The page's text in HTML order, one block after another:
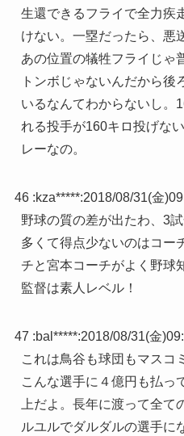
生還できるフライで全力疾
けない。一塁だったら、悪
あの位置の犠牲フライじゃ
トンボじゃないんだから
いるなんてわからないし。
れる投手が160キロ投げな
レーなの。
46 :kza*****:2018/08/31(金
野球の質の差が出たわ、3
多くて得点少ないのはコー
チと宮本コーチがよく野球
監督は素人レベル！
47 :bal*****:2018/08/31(金
これは鳥谷も球団もマスコ
こんな選手に４億円も払っ
上だよ。長年に渡って全
ルユルでダルダルの選手に